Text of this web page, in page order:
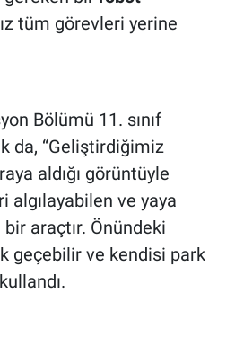
tüm görevleri yerine
Bölümü 11. sınıf
da, “Geliştirdiğimiz
aldığı görüntüyle
algılayabilen ve yaya
araçtır. Önündeki
geçebilir ve kendisi park